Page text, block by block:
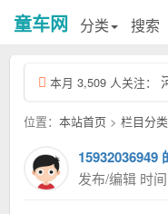
童车网 分类 搜索
本月 3,509 人关注：
位置： 本站首页 > 栏目分类
15932036949
发布/编辑 时